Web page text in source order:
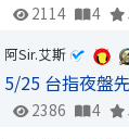
2114 4
阿Sir.艾斯
5/25 台指夜盤
2386 4